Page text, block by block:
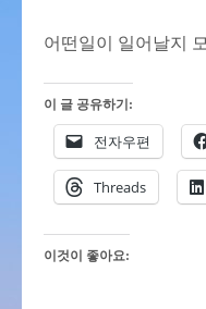
어떤일이 일어날지
이 글 공유하기:
전자우편
Threads
이것이 좋아요: